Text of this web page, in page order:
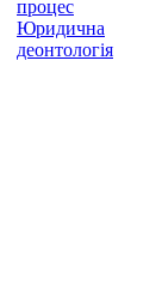
процес
Юридична
деонтологія